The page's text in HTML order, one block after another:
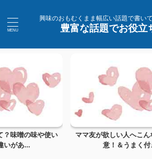
興味のおもむくまま幅広い話題で書いて
豊富な話題でお役立
味や使い
ママ友が欲しい人へこんなママに
意！＆うまく付き合...